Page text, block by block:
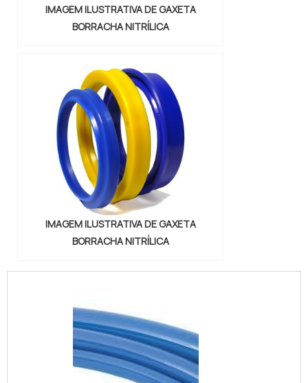
IMAGEM ILUSTRATIVA DE GAXETA
BORRACHA NITRÍLICA
IMAGEM ILUSTRATIVA DE GAXETA
BORRACHA NITRÍLICA